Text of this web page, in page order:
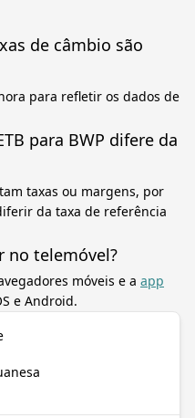
de câmbio são
para refletir os dados de
para BWP difere da
taxas ou margens, por
da taxa de referência
no telemóvel?
móveis e a app
e Android.